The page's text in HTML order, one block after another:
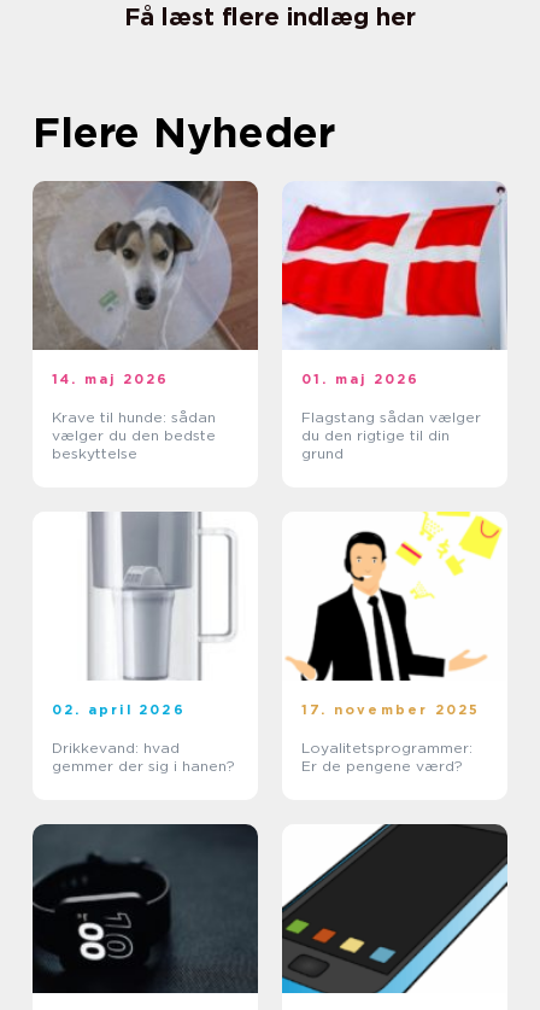
Få læst flere indlæg her
Flere Nyheder
14. maj 2026
Krave til hunde: sådan
vælger du den bedste
beskyttelse
01. maj 2026
Flagstang sådan vælger
du den rigtige til din
grund
02. april 2026
Drikkevand: hvad
gemmer der sig i hanen?
17. november 2025
Loyalitetsprogrammer:
Er de pengene værd?